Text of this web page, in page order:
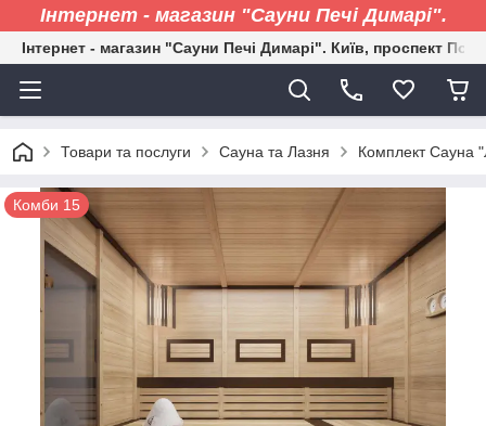
Інтернет - магазин "Сауни Печі Димарі".
Інтернет - магазин "Сауни Печі Димарі". Київ, проспект
Товари та послуги Сауна та Лазня Комплект Сауна
Комби 15